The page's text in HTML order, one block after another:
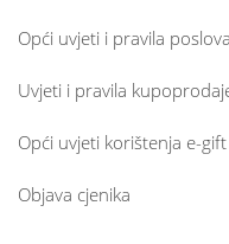
Opći uvjeti i pravila
Uvjeti i pravila
Opći uvjeti korištenja e-
Objava cjenika